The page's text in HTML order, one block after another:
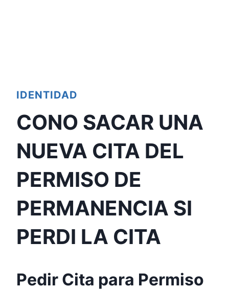
IDENTIDAD
CONO SACAR UNA
NUEVA CITA DEL
PERMISO DE
PERMANENCIA SI
PERDI LA CITA
Pedir Cita para Permiso